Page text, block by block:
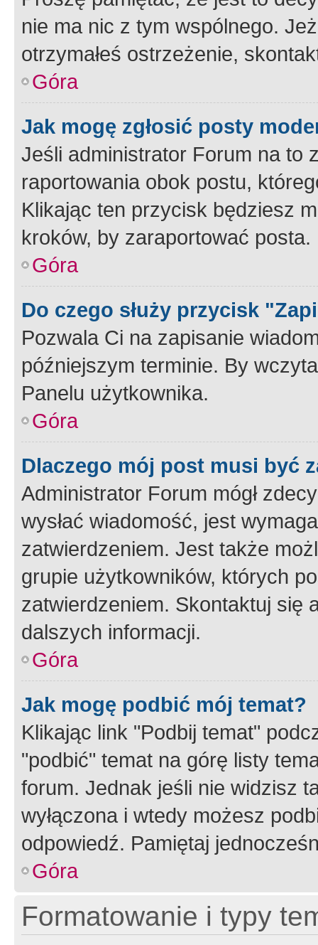
nie ma nic z tym wspólnego.
otrzymałeś ostrzeżenie,
Góra
Jak mogę zgłosić posty
Jeśli administrator Forum na to
raportowania obok postu,
Klikając ten przycisk będziesz
kroków, by zaraportować posta.
Góra
Do czego służy przycisk
Pozwala Ci na zapisanie
późniejszym terminie. By
Panelu użytkownika.
Góra
Dlaczego mój post musi być
Administrator Forum mógł
wysłać wiadomość, jest
zatwierdzeniem. Jest także
grupie użytkowników, których
zatwierdzeniem. Skontaktuj się
dalszych informacji.
Góra
Jak mogę podbić mój temat?
Klikając link "Podbij temat"
"podbić" temat na górę listy
forum. Jednak jeśli nie widzisz
wyłączona i wtedy możesz
odpowiedź. Pamiętaj
Góra
Formatowanie i typy